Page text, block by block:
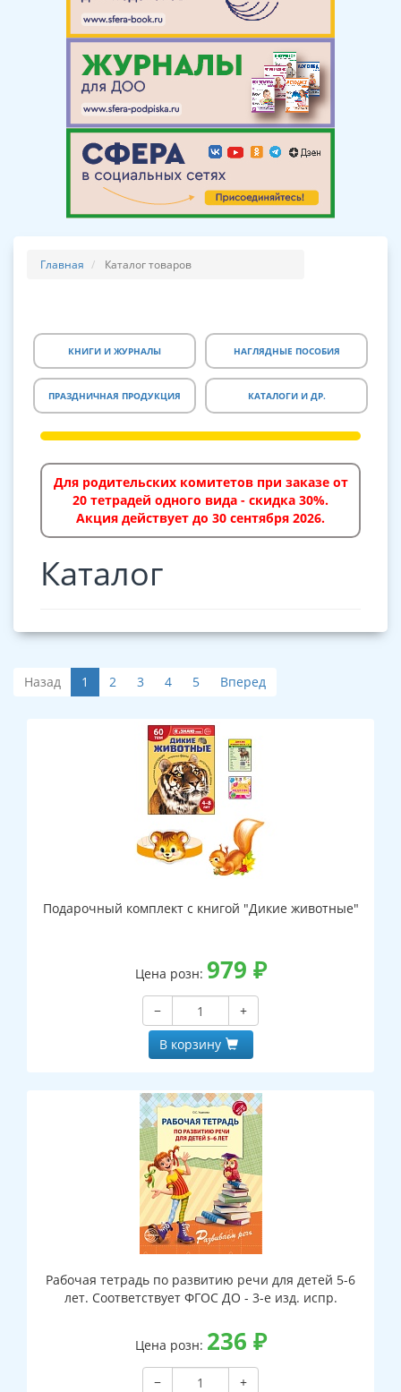
Главная Каталог товаров
КНИГИ И ЖУРНАЛЫ НАГЛЯДНЫЕ ПОСОБИЯ
ПРАЗДНИЧНАЯ ПРОДУКЦИЯ КАТАЛОГИ И ДР.
Для родительских комитетов при заказе от
20 тетрадей одного вида - скидка 30%.
Акция действует до 30 сентября 2026.
Каталог
Назад 1 2 3 4 5 Вперед
Подарочный комплект с книгой "Дикие животные"
Цена розн: 979 ₽
−
+
В корзину
Рабочая тетрадь по развитию речи для детей 5-6
лет. Соответствует ФГОС ДО - 3-е изд. испр.
Цена розн: 236 ₽
−
+